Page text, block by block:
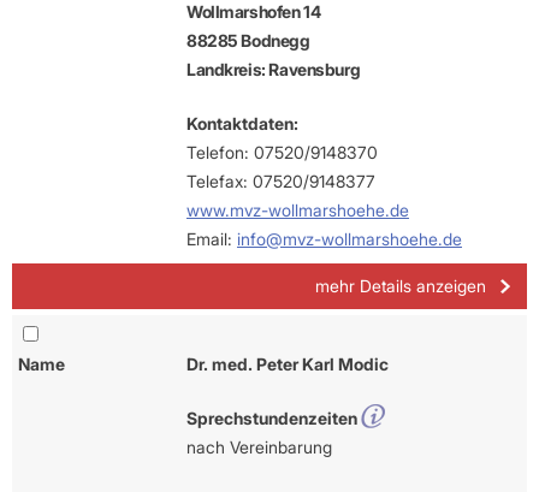
Wollmarshofen 14
88285 Bodnegg
Landkreis: Ravensburg
Kontaktdaten:
Telefon: 07520/9148370
Telefax: 07520/9148377
www.mvz-wollmarshoehe.de
Email: info@mvz-wollmarshoehe.de
mehr Details anzeigen
Name Dr. med. Peter Karl Modic
Sprechstundenzeiten
nach Vereinbarung